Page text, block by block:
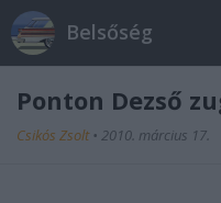
Belsőség
Ponton Dezső
Csikós Zsolt • 2010. március 17.